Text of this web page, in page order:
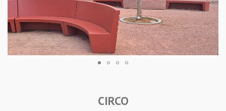
CIRCO